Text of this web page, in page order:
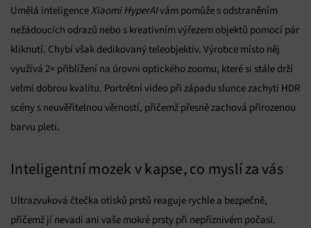
Umělá inteligenceXiaomi HyperAIvám pomůže s odstraněním
nežádoucích odrazů nebo s kreativním výřezem objektů pomocí pár
kliknutí. Chybí však dedikovaný teleobjektiv. Výrobce místo něj
využívá 2× přiblížení na úrovni optického zoomu, které si stále drží
velmi dobrou kvalitu. Portrétní video při západu slunce zachytí HDR
scény s neuvěřitelnou věrností, přičemž přesně zachová přirozenou
barvu pleti.
Inteligentní mozek v kapse, co myslí za vás
Ultrazvuková čtečka otisků prstů reaguje rychle a bezpečně,
přičemž jí nevadí ani vaše mokré prsty při nepříznivém počasí.